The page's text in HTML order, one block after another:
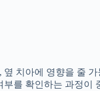
치아에 영향을 줄
를 확인하는 과정이